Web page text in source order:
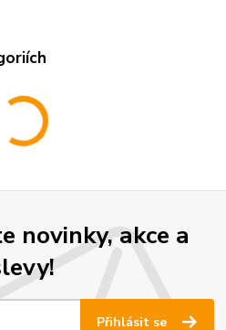
novinky, akce a
Přihlásit se